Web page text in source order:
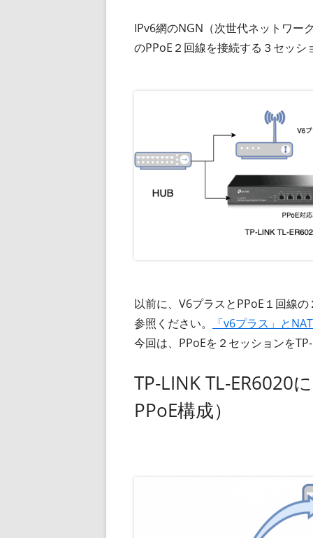
IPv6網のNGN（次世代ネットワー
のPPoE２回線を接続する３セッシ
以前に、V6プラスとPPoE１回線
参照ください。
「v6プラス」と
今回は、PPoEを２セッションを
TP-LINK TL-ER6020
PPoE構成）